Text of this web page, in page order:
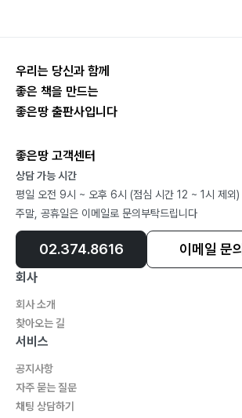
우리는 당신과 함께
좋은 책을 만드는
좋은땅 출판사입니다
좋은땅 고객센터
상담 가능 시간
평일 오전 9시 ~ 오후 6시 (점심 시간 12 ~ 1시 제외)
주말, 공휴일은 이메일로 문의부탁드립니다
02.374.8616 이메일 문의
회사
회사 소개
찾아오는 길
서비스
공지사항
자주 묻는 질문
채팅 상담하기